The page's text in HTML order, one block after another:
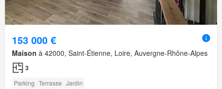
153 000 €
Maison à 42000, Saint-Étienne, Loire, Auvergne-Rhône-Alpes
3
Parking Terrasse Jardin